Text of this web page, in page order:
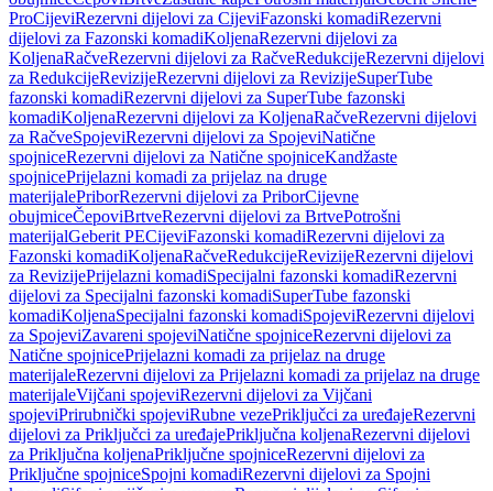
ProCijeviRezervni dijelovi za CijeviFazonski komadiRezervni
dijelovi za Fazonski komadiKoljenaRezervni dijelovi za
KoljenaRačveRezervni dijelovi za RačveRedukcijeRezervni dijelovi
za RedukcijeRevizijeRezervni dijelovi za RevizijeSuperTube
fazonski komadiRezervni dijelovi za SuperTube fazonski
komadiKoljenaRezervni dijelovi za KoljenaRačveRezervni dijelovi
za RačveSpojeviRezervni dijelovi za SpojeviNatične
spojniceRezervni dijelovi za Natične spojniceKandžaste
spojnicePrijelazni komadi za prijelaz na druge
materijalePriborRezervni dijelovi za PriborCijevne
obujmiceČepoviBrtveRezervni dijelovi za BrtvePotrošni
materijalGeberit PECijeviFazonski komadiRezervni dijelovi za
Fazonski komadiKoljenaRačveRedukcijeRevizijeRezervni dijelovi
za RevizijePrijelazni komadiSpecijalni fazonski komadiRezervni
dijelovi za Specijalni fazonski komadiSuperTube fazonski
komadiKoljenaSpecijalni fazonski komadiSpojeviRezervni dijelovi
za SpojeviZavareni spojeviNatične spojniceRezervni dijelovi za
Natične spojnicePrijelazni komadi za prijelaz na druge
materijaleRezervni dijelovi za Prijelazni komadi za prijelaz na druge
materijaleVijčani spojeviRezervni dijelovi za Vijčani
spojeviPrirubnički spojeviRubne vezePriključci za uređajeRezervni
dijelovi za Priključci za uređajePriključna koljenaRezervni dijelovi
za Priključna koljenaPriključne spojniceRezervni dijelovi za
Priključne spojniceSpojni komadiRezervni dijelovi za Spojni